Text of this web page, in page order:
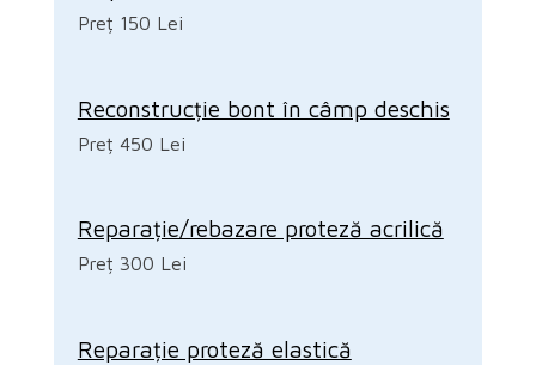
Preț 150 Lei
Reconstrucție bont în câmp deschis
Preț 450 Lei
Reparație/rebazare proteză acrilică
Preț 300 Lei
Reparație proteză elastică